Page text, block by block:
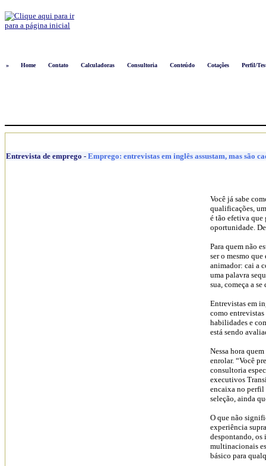
»
Home Contato Calculadoras Consultoria Conteúdo Cotações Perfil/
Entrevista de emprego - Emprego: entrevistas em inglês assustam, mas são
Você já sabe
qualificações,
é tão efetiva que
oportunidade.
Para quem não
ser o mesmo
animador: cai a
uma palavra
sua, começa a se
Entrevistas em
como
habilidades e
está sendo
Nessa hora
enrolar. “Você
consultoria
executivos
encaixa no perfil
seleção, ainda
O que não
experiência
despontando, os
multinacionais
básico para